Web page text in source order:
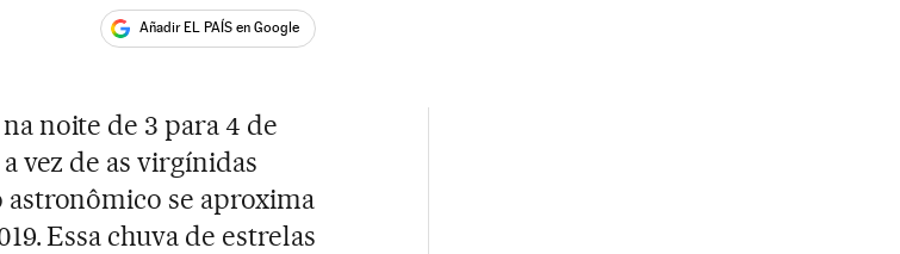
Añadir EL PAÍS en Google
noite de 3 para 4 de
vez de as virgínidas
astronômico se aproxima
Essa chuva de estrelas